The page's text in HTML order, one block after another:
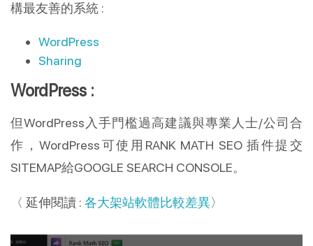
構最友善的系統 :
WordPress
Sharing
WordPress :
但WordPress入手門檻過高建議與專業人士/公司合
作，WordPress可使用RANK MATH SEO 插件提交
SITEMAP給GOOGLE SEARCH CONSOLE。
〈 延伸閱讀 : 各大架站軟體比較差異〉